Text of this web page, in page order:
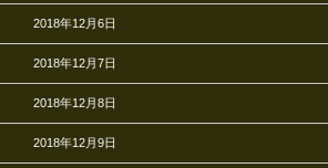
2018年12月6日
2018年12月7日
2018年12月8日
2018年12月9日